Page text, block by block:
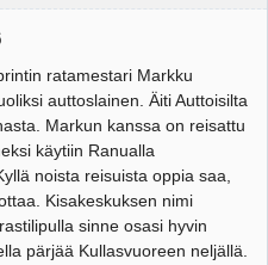
ratamestari Markku
auttoslainen. Äiti Auttoisilta
Markun kanssa on reisattu
käytiin Ranualla
noista reisuista oppia saa,
Kisakeskuksen nimi
sinne osasi hyvin
pärjää Kullasvuoreen neljällä.